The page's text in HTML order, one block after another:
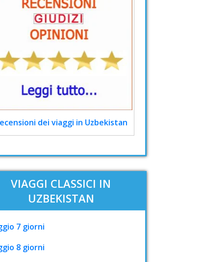
dei viaggi in Uzbekistan
VIAGGI CLASSICI IN
UZBEKISTAN
7 giorni
8 giorni